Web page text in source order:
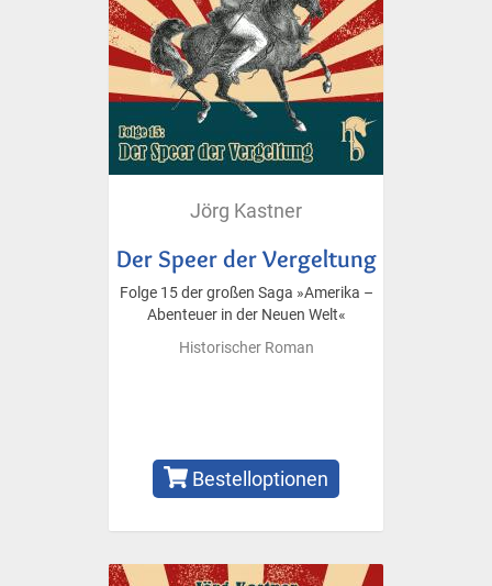
Jörg Kastner
Der Speer der Vergeltung
Folge 15 der großen Saga »Amerika –
Abenteuer in der Neuen Welt«
Historischer Roman
Bestelloptionen